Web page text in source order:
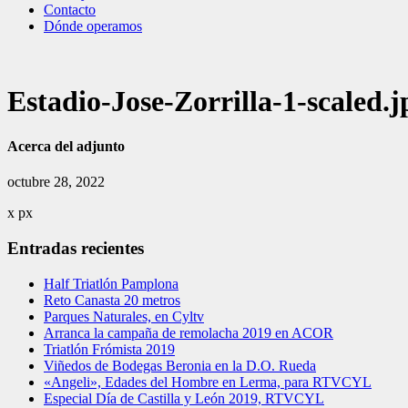
Contacto
Dónde operamos
Estadio-Jose-Zorrilla-1-
Acerca del adjunto
octubre 28, 2022
x px
Entradas recientes
Half Triatlón Pamplona
Reto Canasta 20 metros
Parques Naturales, en Cyltv
Arranca la campaña de remolacha 2019 en ACOR
Triatlón Frómista 2019
Viñedos de Bodegas Beronia en la D.O. Rueda
«Angeli», Edades del Hombre en Lerma, para RTVCYL
Especial Día de Castilla y León 2019, RTVCYL